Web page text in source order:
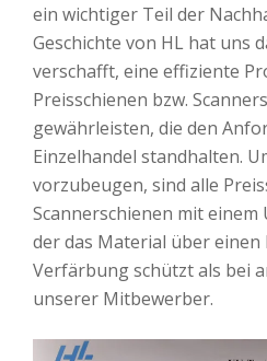
ein wichtiger Teil der
Geschichte von HL hat uns
verschafft, eine effiziente
Preisschienen bzw.
gewährleisten, die den
Einzelhandel standhalten.
vorzubeugen, sind alle
Scannerschienen mit einem
der das Material über
Verfärbung schützt als bei
unserer Mitbewerber.